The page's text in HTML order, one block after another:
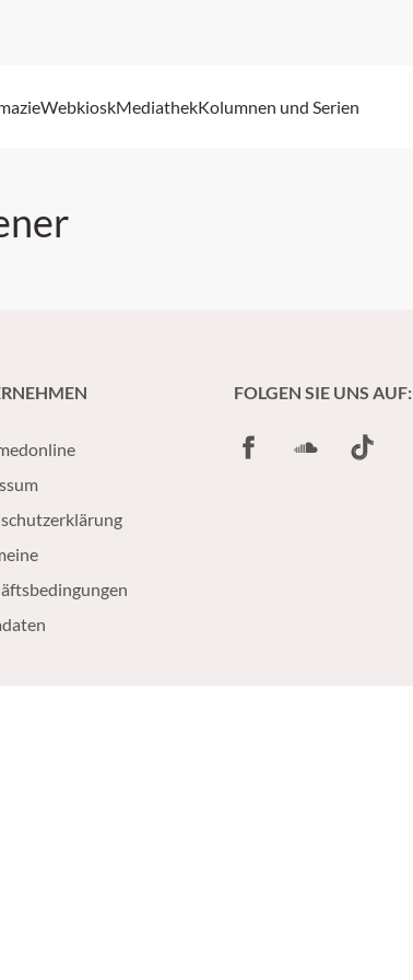
WebkioskMediathekKolumnen und Serien
FOLGEN SIE UNS AUF:
FacebookSoundCloud
TikTok